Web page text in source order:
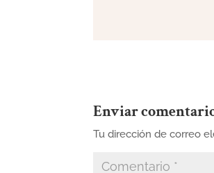
Enviar
Tu dirección de correo